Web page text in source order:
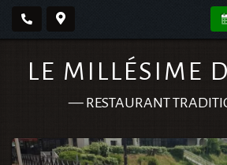
LE MILLÉSIME
— RESTAURANT